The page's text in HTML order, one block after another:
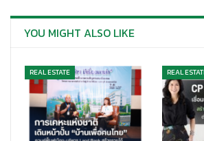
และเยียวยาผู้อยู่อาศัยในชุมชนของการเคหะแ
ปรัชญาเศรษฐกิจพอเพียงในมิติเกษตรชุมชน
YOU MIGHT ALSO LIKE
REAL ESTATE REAL